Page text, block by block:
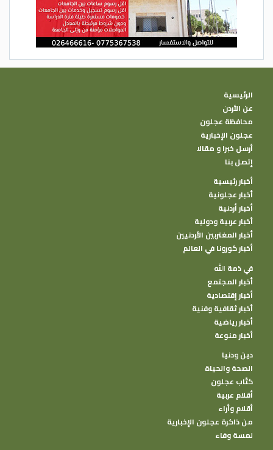
الرئيسية
عن الأردن
محافظة عجلون
عجلون الإخبارية
أرسل خبرا و مقالا
إتصل بنا
أخبار رئيسية
أخبار عجلونية
أخبار أردنية
أخبار عربية ودولية
أخبار المغتربين الأردنيين
أخبار كورونا في العالم
في ذمة الله
أخبار المجتمع
أخبار إقتصادية
أخبار ثقافية وفنية
أخبار رياضية
أخبار منوعة
دين ودنيا
الصحة والحياة
كتًاب عجلون
أقلام عربية
أقلام وأراء
من ذاكرة عجلون الإخبارية
لمسة وفاء